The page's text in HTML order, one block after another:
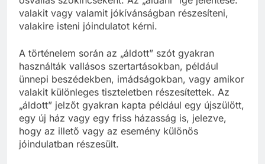
valakit vagy valamit jókívánságban részesíteni,
valakire isteni jóindulatot kérni.
A történelem során az „áldott” szót gyakran
használták vallásos szertartásokban, például
ünnepi beszédekben, imádságokban, vagy amikor
valakit különleges tiszteletben részesítettek. Az
„áldott” jelzőt gyakran kapta például egy újszülött,
egy új ház vagy egy friss házasság is, jelezve,
hogy az illető vagy az esemény különös
jóindulatban részesült.